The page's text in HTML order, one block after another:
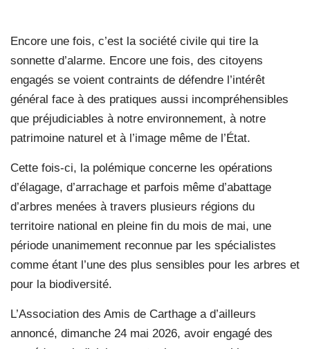
Encore une fois, c’est la société civile qui tire la
sonnette d’alarme. Encore une fois, des citoyens
engagés se voient contraints de défendre l’intérêt
général face à des pratiques aussi incompréhensibles
que préjudiciables à notre environnement, à notre
patrimoine naturel et à l’image même de l’État.
Cette fois-ci, la polémique concerne les opérations
d’élagage, d’arrachage et parfois même d’abattage
d’arbres menées à travers plusieurs régions du
territoire national en pleine fin du mois de mai, une
période unanimement reconnue par les spécialistes
comme étant l’une des plus sensibles pour les arbres et
pour la biodiversité.
L’Association des Amis de Carthage a d’ailleurs
annoncé, dimanche 24 mai 2026, avoir engagé des